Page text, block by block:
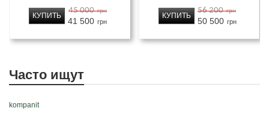
45 000 грн
41 500 грн
КУПИТЬ
56 200 грн
50 500 грн
КУПИТЬ
Часто ищут
kompanit